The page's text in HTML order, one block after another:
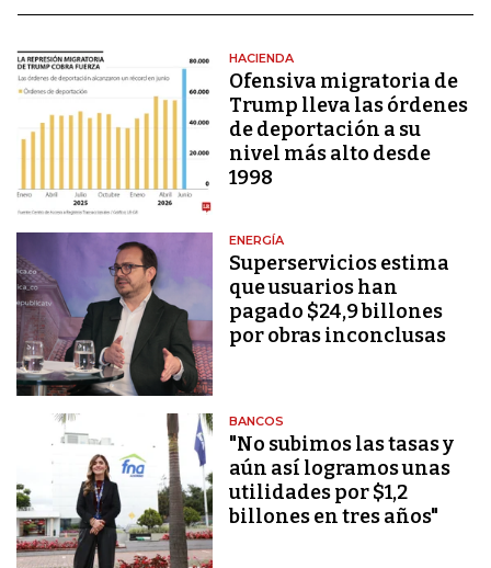
HACIENDA
Ofensiva migratoria de
Trump lleva las órdenes
de deportación a su
nivel más alto desde
1998
ENERGÍA
Superservicios estima
que usuarios han
pagado $24,9 billones
por obras inconclusas
BANCOS
"No subimos las tasas y
aún así logramos unas
utilidades por $1,2
billones en tres años"